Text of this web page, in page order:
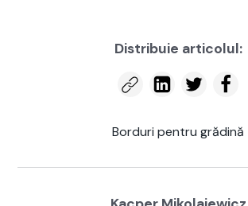
Dis­tribuie arti­colul:
Bor­duri pen­tru grăd­ină